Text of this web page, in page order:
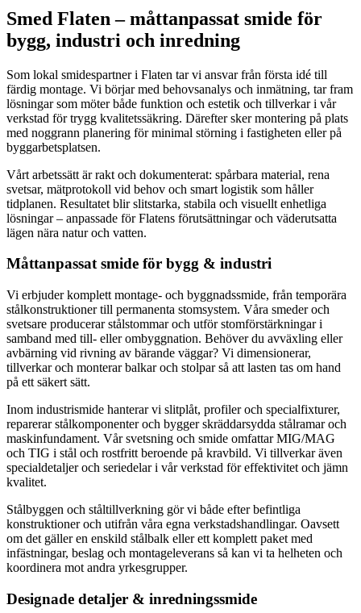
Smed Flaten – måttanpassat smide för
bygg, industri och inredning
Som lokal smidespartner i Flaten tar vi ansvar från första idé till
färdig montage. Vi börjar med behovsanalys och inmätning, tar fram
lösningar som möter både funktion och estetik och tillverkar i vår
verkstad för trygg kvalitetssäkring. Därefter sker montering på plats
med noggrann planering för minimal störning i fastigheten eller på
byggarbetsplatsen.
Vårt arbetssätt är rakt och dokumenterat: spårbara material, rena
svetsar, mätprotokoll vid behov och smart logistik som håller
tidplanen. Resultatet blir slitstarka, stabila och visuellt enhetliga
lösningar – anpassade för Flatens förutsättningar och väderutsatta
lägen nära natur och vatten.
Måttanpassat smide för bygg & industri
Vi erbjuder komplett montage- och byggnadssmide, från temporära
stålkonstruktioner till permanenta stomsystem. Våra smeder och
svetsare producerar stålstommar och utför stomförstärkningar i
samband med till- eller ombyggnation. Behöver du avväxling eller
avbärning vid rivning av bärande väggar? Vi dimensionerar,
tillverkar och monterar balkar och stolpar så att lasten tas om hand
på ett säkert sätt.
Inom industrismide hanterar vi slitplåt, profiler och specialfixturer,
reparerar stålkomponenter och bygger skräddarsydda stålramar och
maskinfundament. Vår svetsning och smide omfattar MIG/MAG
och TIG i stål och rostfritt beroende på kravbild. Vi tillverkar även
specialdetaljer och seriedelar i vår verkstad för effektivitet och jämn
kvalitet.
Stålbyggen och ståltillverkning gör vi både efter befintliga
konstruktioner och utifrån våra egna verkstadshandlingar. Oavsett
om det gäller en enskild stålbalk eller ett komplett paket med
infästningar, beslag och montageleverans så kan vi ta helheten och
koordinera mot andra yrkesgrupper.
Designade detaljer & inredningssmide